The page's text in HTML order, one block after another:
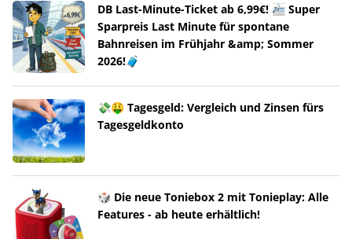
DB Last-Minute-Ticket ab 6,99€! 🚈 Super
Sparpreis Last Minute für spontane
Bahnreisen im Frühjahr &amp; Sommer
2026!🧳
💸🤑 Tagesgeld: Vergleich und Zinsen fürs
Tagesgeldkonto
🎲 Die neue Toniebox 2 mit Tonieplay: Alle
Features - ab heute erhältlich!